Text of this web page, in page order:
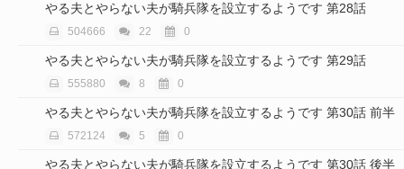
やる夫とやらない夫が騎兵隊を設立するようです 第28話
504666 22 0
やる夫とやらない夫が騎兵隊を設立するようです 第29話
555880 8 0
やる夫とやらない夫が騎兵隊を設立するようです 第30話 前半
572124 5 0
やる夫とやらない夫が騎兵隊を設立するようです 第30話 後半